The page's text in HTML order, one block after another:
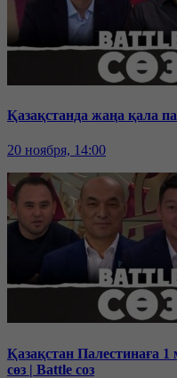
Қазақстанда жаңа қала
20 ноября, 14:00
Қазақстан Палестинаға 1
сөз | Battle соз